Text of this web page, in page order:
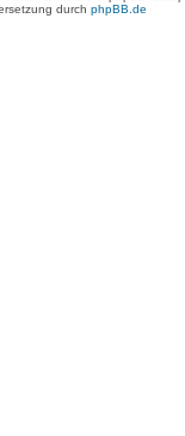
durch phpBB.de